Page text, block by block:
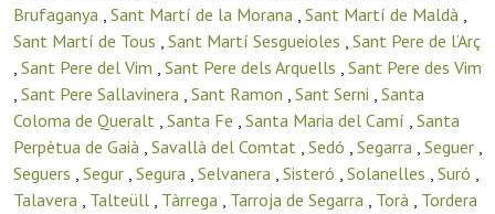
Brufaganya , Sant Martí de la Morana , Sant Martí de Maldà ,
Sant Martí de Tous , Sant Martí Sesgueioles , Sant Pere de l’Arç
, Sant Pere del Vim , Sant Pere dels Arquells , Sant Pere des Vim
, Sant Pere Sallavinera , Sant Ramon , Sant Serni , Santa
Coloma de Queralt , Santa Fe , Santa Maria del Camí , Santa
Perpètua de Gaià , Savallà del Comtat , Sedó , Segarra , Seguer ,
Seguers , Segur , Segura , Selvanera , Sisteró , Solanelles , Suró ,
Talavera , Talteüll , Tàrrega , Tarroja de Segarra , Torà , Tordera